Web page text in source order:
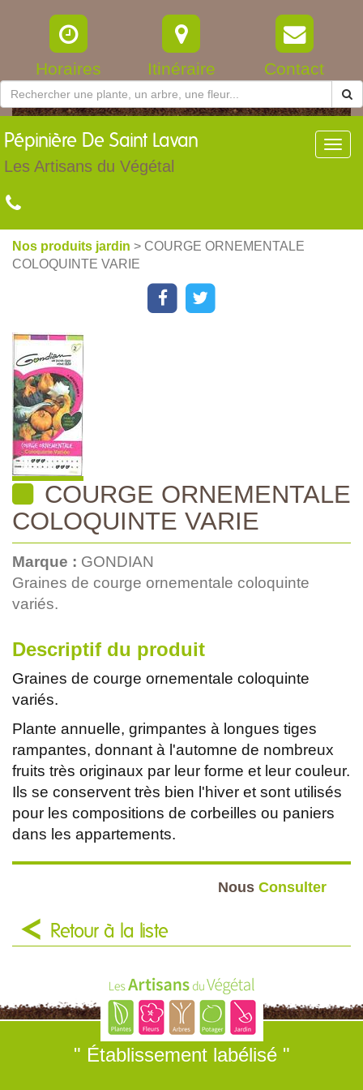
Horaires Itinéraire Contact
Pépinière De Saint Lavan
Les Artisans du Végétal
Nos produits jardin > COURGE ORNEMENTALE
COLOQUINTE VARIE
COURGE ORNEMENTALE
COLOQUINTE VARIE
Marque : GONDIAN
Graines de courge ornementale coloquinte
variés.
Descriptif du produit
Graines de courge ornementale coloquinte
variés.
Plante annuelle, grimpantes à longues tiges
rampantes, donnant à l'automne de nombreux
fruits très originaux par leur forme et leur couleur.
Ils se conservent très bien l'hiver et sont utilisés
pour les compositions de corbeilles ou paniers
dans les appartements.
Nous Consulter
Retour à la liste
" Établissement labélisé "